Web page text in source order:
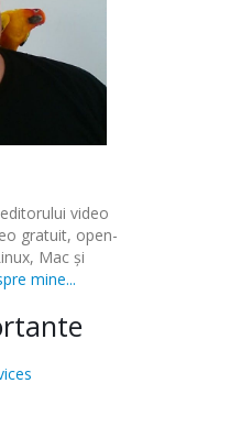
video
gratuit, open-
Mac și
mine...